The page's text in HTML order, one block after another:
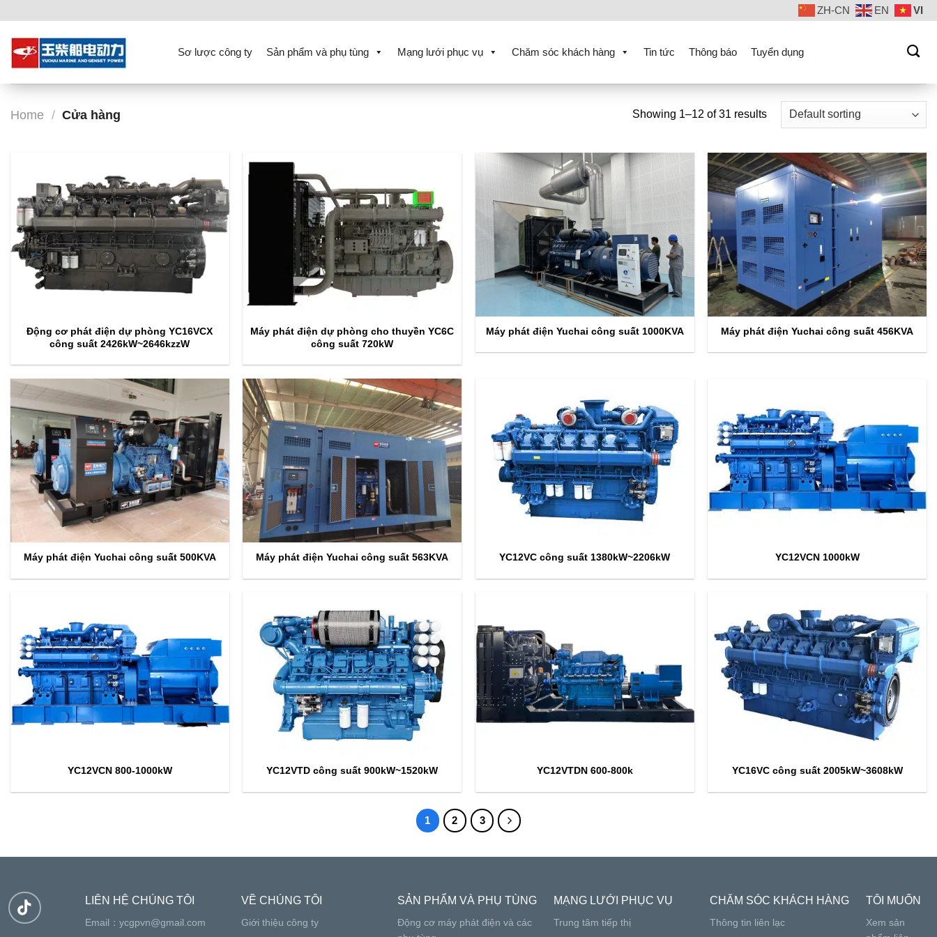
content
ZH-CN EN VI
Sơ lược công ty Sản phẩm và phụ tùng Mạng lưới phục vụ Chăm sóc khách hàng Tin tức Thông báo Tuyển dụng
Home / Cửa hàng Showing 1–12 of 31 results
Động cơ phát điện dự phòng YC16VCX
công suất 2426kW~2646kzzW
Máy phát điện dự phòng cho thuyền YC6C
công suất 720kW
Máy phát điện Yuchai công suất 1000KVA Máy phát điện Yuchai công suất 456KVA
Máy phát điện Yuchai công suất 500KVA Máy phát điện Yuchai công suất 563KVA YC12VC công suất 1380kW~2206kW YC12VCN 1000kW
YC12VCN 800-1000kW YC12VTD công suất 900kW~1520kW YC12VTDN 600-800k YC16VC công suất 2005kW~3608kW
1 2 3
LIÊN HỆ CHÚNG TÔI
Email： ycgpvn@gmail.com
VỀ CHÚNG TÔI
Giới thiệu công ty
SẢN PHẨM VÀ PHỤ TÙNG
Động cơ máy phát điện và các
MẠNG LƯỚI PHỤC VỤ
Trung tâm tiếp thị
CHĂM SÓC KHÁCH HÀNG
Thông tin liên lạc
TÔI MUỐN
Xem sản